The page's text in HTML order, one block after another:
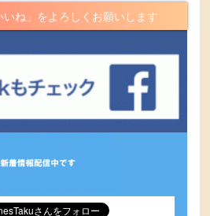
ね」をよろしくお願いします